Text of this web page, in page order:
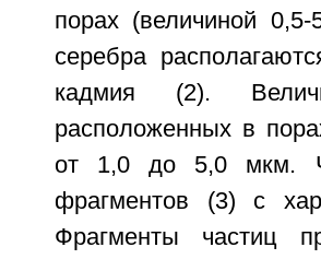
порах (величиной
серебра
кадмия (2).
расположенных в
от 1,0 до 5,0 мкм.
фрагментов (3) с
Фрагменты частиц